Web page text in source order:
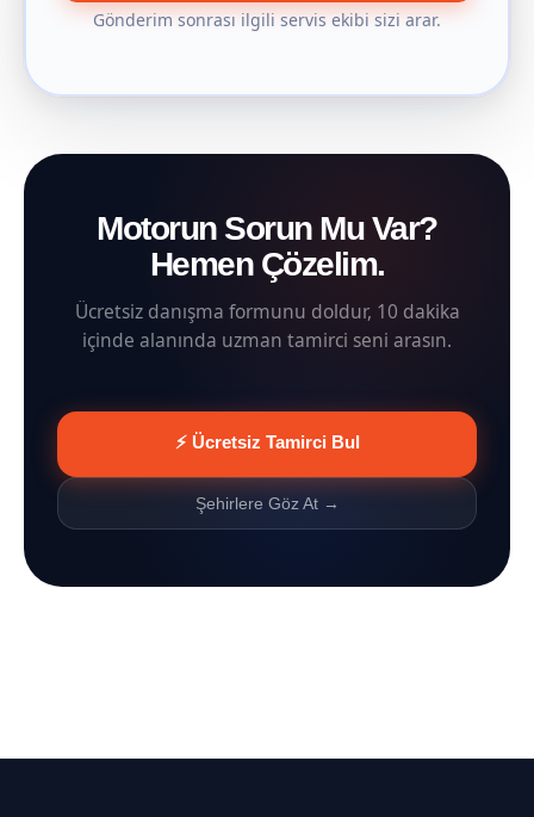
Gönderim sonrası ilgili servis ekibi sizi arar.
Motorun Sorun Mu Var?
Hemen Çözelim.
Ücretsiz danışma formunu doldur, 10 dakika
içinde alanında uzman tamirci seni arasın.
⚡ Ücretsiz Tamirci Bul
Şehirlere Göz At →